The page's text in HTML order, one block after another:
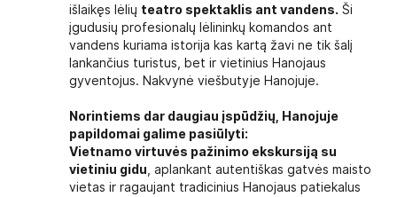
išlaikęs lėlių teatro spektaklis ant vandens. Ši
įgudusių profesionalų lėlininkų komandos ant
vandens kuriama istorija kas kartą žavi ne tik šalį
lankančius turistus, bet ir vietinius Hanojaus
gyventojus. Nakvynė viešbutyje Hanojuje.
Norintiems dar daugiau įspūdžių, Hanojuje
papildomai galime pasiūlyti:
Vietnamo virtuvės pažinimo ekskursiją su
vietiniu gidu , aplankant autentiškas gatvės maisto
vietas ir ragaujant tradicinius Hanojaus patiekalus